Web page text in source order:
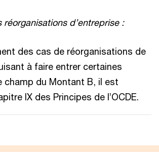
réorganisations d’entreprise :
des cas de réorganisations de
à faire entrer certaines
champ du Montant B, il est
IX des Principes de l’OCDE.